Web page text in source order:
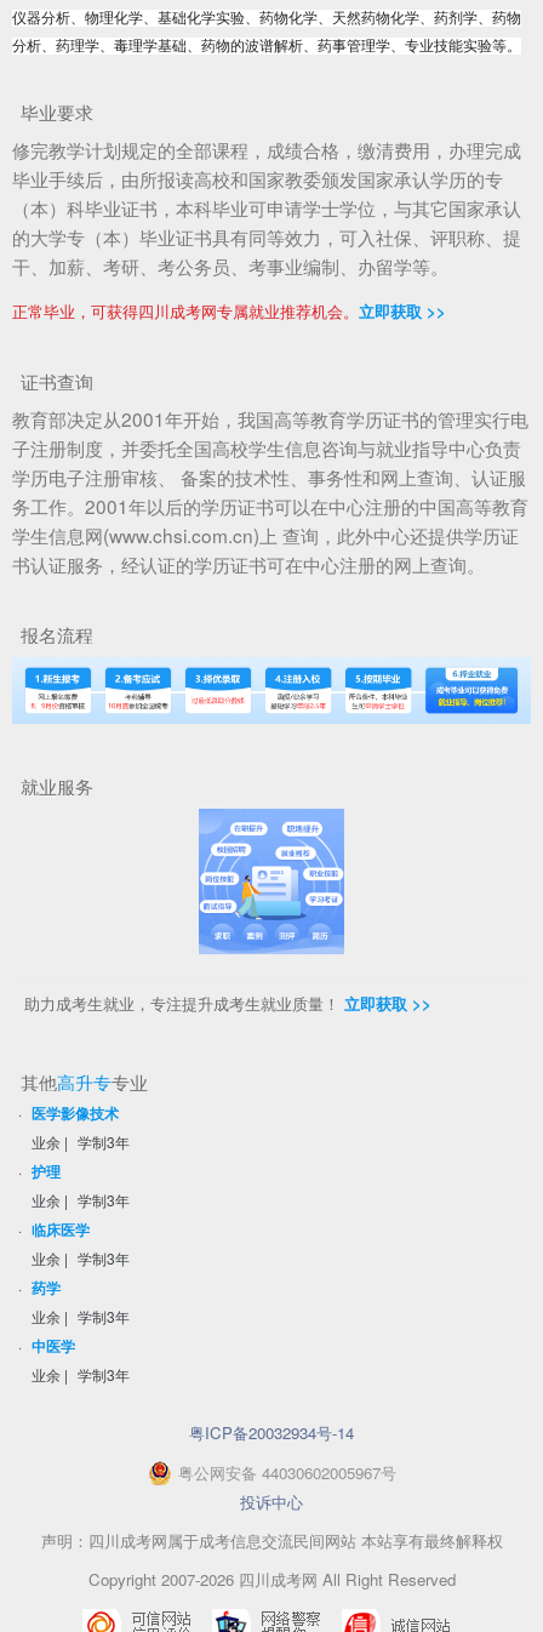
仪器分析、物理化学、基础化学实验、药物化学、天然药物化学、药剂学、药物
分析、药理学、毒理学基础、药物的波谱解析、药事管理学、专业技能实验等。
毕业要求
修完教学计划规定的全部课程，成绩合格，缴清费用，办理完成
毕业手续后，由所报读高校和国家教委颁发国家承认学历的专
（本）科毕业证书，本科毕业可申请学士学位，与其它国家承认
的大学专（本）毕业证书具有同等效力，可入社保、评职称、提
干、加薪、考研、考公务员、考事业编制、办留学等。
正常毕业，可获得四川成考网专属就业推荐机会。 立即获取 >>
证书查询
教育部决定从2001年开始，我国高等教育学历证书的管理实行电
子注册制度，并委托全国高校学生信息咨询与就业指导中心负责
学历电子注册审核、 备案的技术性、事务性和网上查询、认证服
务工作。2001年以后的学历证书可以在中心注册的中国高等教育
学生信息网(www.chsi.com.cn)上 查询，此外中心还提供学历证
书认证服务，经认证的学历证书可在中心注册的网上查询。
报名流程
就业服务
助力成考生就业，专注提升成考生就业质量！ 立即获取 >>
其他高升专专业
· 医学影像技术
业余 | 学制3年
· 护理
业余 | 学制3年
· 临床医学
业余 | 学制3年
· 药学
业余 | 学制3年
· 中医学
业余 | 学制3年
粤ICP备20032934号-14
粤公网安备 44030602005967号
投诉中心
声明：四川成考网属于成考信息交流民间网站 本站享有最终解释权
Copyright 2007-2026 四川成考网 All Right Reserved